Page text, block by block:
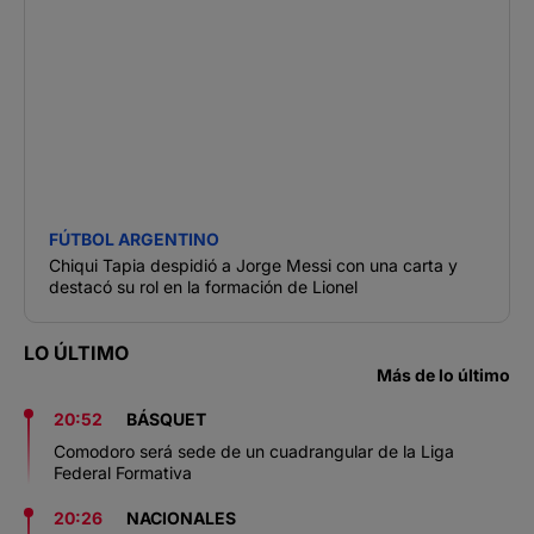
FÚTBOL ARGENTINO
Chiqui Tapia despidió a Jorge Messi con una carta y
destacó su rol en la formación de Lionel
LO ÚLTIMO
Más de lo último
20:52
BÁSQUET
Comodoro será sede de un cuadrangular de la Liga
Federal Formativa
20:26 NACIONALES